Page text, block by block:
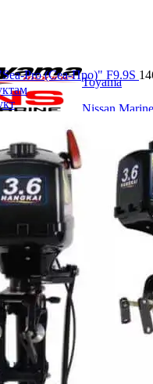
Toyama
Nissan Marine
Mercury
Yamaha
Алюминиевые
Wellboat
Pro (Сеа-Про)" F9.9S